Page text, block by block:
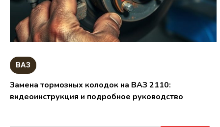
ВАЗ
Замена тормозных колодок на ВАЗ 2110:
видеоинструкция и подробное руководство